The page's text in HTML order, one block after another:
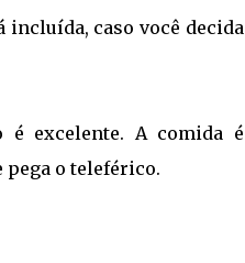
incluída, caso você decida
é excelente. A comida é
pega o teleférico.